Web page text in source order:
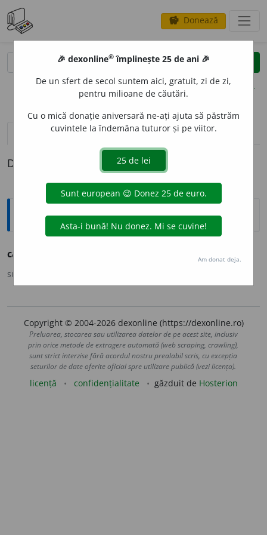
savings Donează
clear
opțiuni
definiții (1)
Definiția cu ID-ul 515450:
Argou
ca dracu’
sursa:
Copyright © 2004-2026 dexonline (https://dexonline.ro)
Preluarea, stocarea sau utilizarea datelor de pe acest site, inclusiv
prin orice metode de extragere automată (web scraping, crawling),
sunt strict interzise fără acordul nostru prealabil scris, cu excepția
seturilor de date oferite oficial spre utilizare publică (vezi licența).
licență confidențialitate găzduit de Hosterion
🎉 dexonline® împlinește 25 de ani 🎉
De un sfert de secol suntem aici, gratuit, zi de zi,
pentru milioane de căutări.
Cu o mică donație aniversară ne-ați ajuta să păstrăm
cuvintele la îndemâna tuturor și pe viitor.
Am donat deja.